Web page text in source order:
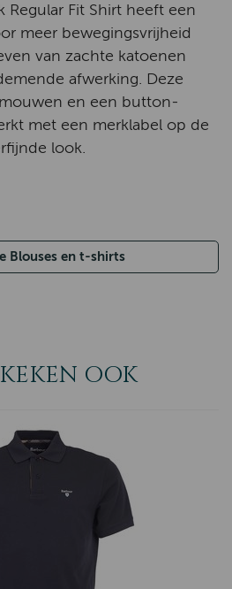
Regular Fit Shirt heeft een
meer bewegingsvrijheid
van zachte katoenen
afwerking. Deze
en een button-
met een merklabel op de
look.
Blouses en t-shirts
OOK